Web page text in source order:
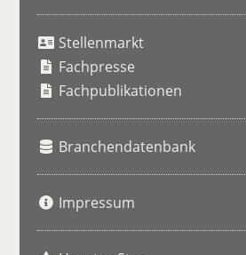
Stellenmarkt
Fachpresse
Fachpublikationen
Branchendatenbank
Impressum